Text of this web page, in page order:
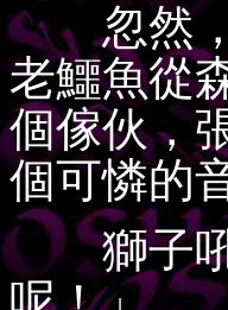
忽然，灌
老鱷魚從
個傢伙，
個可憐的
獅子吼道